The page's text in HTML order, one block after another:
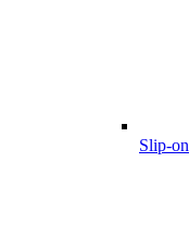
Slip-on